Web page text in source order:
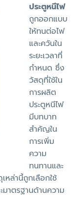
ประตูหนีไฟ
ถูกออกแบบ
ให้ทนต่อไฟ
และควันใน
ระยะเวลาที่
กำหนด ซึ่ง
วัสดุที่ใช้ใน
การผลิต
ประตูหนีไฟ
มีบทบาท
สำคัญใน
การเพิ่ม
ความ
ทนทานและ
หล่านี้ถูกเลือกใช้
าตรฐานด้านความ